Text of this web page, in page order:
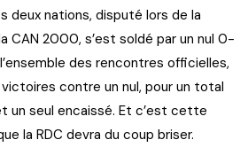
deux nations, disputé lors de la
CAN 2000, s’est soldé par un nul 0-
des rencontres officielles,
contre un nul, pour un total
un seul encaissé. Et c’est cette
la RDC devra du coup briser.